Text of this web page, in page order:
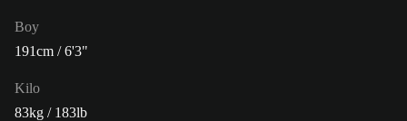
Boy
191cm / 6'3"
Kilo
83kg / 183lb